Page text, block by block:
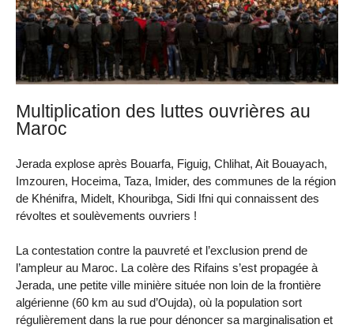
Multiplication des luttes ouvrières au
Maroc
Jerada explose après Bouarfa, Figuig, Chlihat, Ait Bouayach,
Imzouren, Hoceima, Taza, Imider, des communes de la région
de Khénifra, Midelt, Khouribga, Sidi Ifni qui connaissent des
révoltes et soulèvements ouvriers !
La contestation contre la pauvreté et l’exclusion prend de
l’ampleur au Maroc. La colère des Rifains s’est propagée à
Jerada, une petite ville minière située non loin de la frontière
algérienne (60 km au sud d’Oujda), où la population sort
régulièrement dans la rue pour dénoncer sa marginalisation et